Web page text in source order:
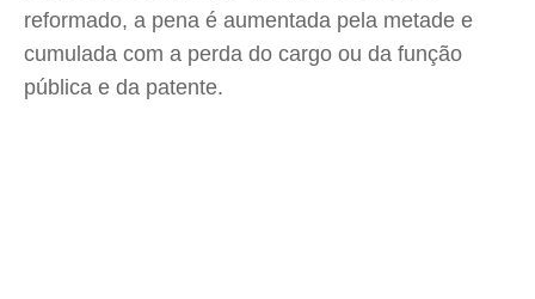
reformado, a pena é aumentada pela metade e
cumulada com a perda do cargo ou da função
pública e da patente.